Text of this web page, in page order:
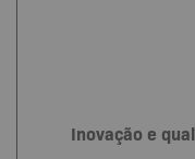
Inovação e